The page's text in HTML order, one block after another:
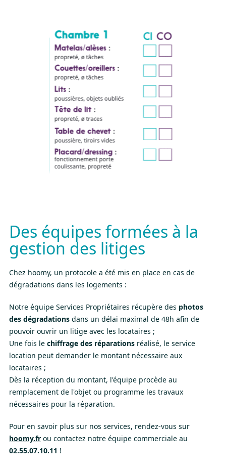
Des équipes formées à la
gestion des litiges
Chez hoomy, un protocole a été mis en place en cas de
dégradations dans les logements :
Notre équipe Services Propriétaires récupère des photos
des dégradations dans un délai maximal de 48h afin de
pouvoir ouvrir un litige avec les locataires ;
Une fois le chiffrage des réparations réalisé, le service
location peut demander le montant nécessaire aux
locataires ;
Dès la réception du montant, l'équipe procède au
remplacement de l'objet ou programme les travaux
nécessaires pour la réparation.
Pour en savoir plus sur nos services, rendez-vous sur
hoomy.fr ou contactez notre équipe commerciale au
02.55.07.10.11 !